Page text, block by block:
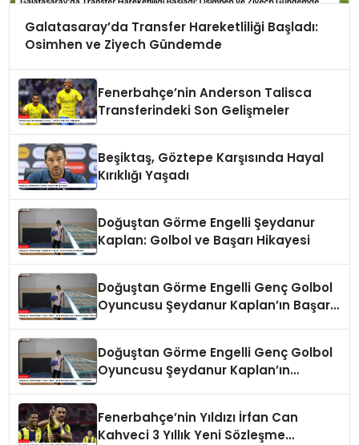
Galatasaray’da Transfer Hareketliliği Başladı:
Osimhen ve Ziyech Gündemde
Fenerbahçe’nin Anderson Talisca
Transferindeki Son Gelişmeler
Beşiktaş, Göztepe Karşısında Hayal
Kırıklığı Yaşadı
Doğuştan Görme Engelli Şeydanur
Kaplan: Golbol ve Başarı Hikayesi
Doğuştan Görme Engelli Genç Golbol
Oyuncusu Şeydanur Kaplan’ın Başarı
Doğuştan Görme Engelli Genç Golbol
Oyuncusu Şeydanur Kaplan’ın
Fenerbahçe’nin Yıldızı İrfan Can
Kahveci 3 Yıllık Yeni Sözleşme